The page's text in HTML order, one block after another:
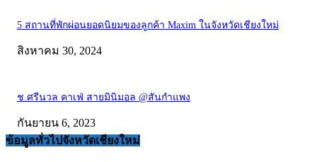
5 สถานที่พักผ่อนยอดนิยมของลูกค้า Maxim ในจังหวัดเชียงใหม่
สิงหาคม 30, 2024
ช.ศรีนวล คาเฟ่ สายมินิมอล @สันกำแพง
กันยายน 6, 2023
ข้อมูลทั่วไปจังหวัดเชียงใหม่